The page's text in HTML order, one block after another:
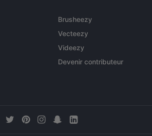
Brusheezy
Vecteezy
Videezy
Devenir contributeur